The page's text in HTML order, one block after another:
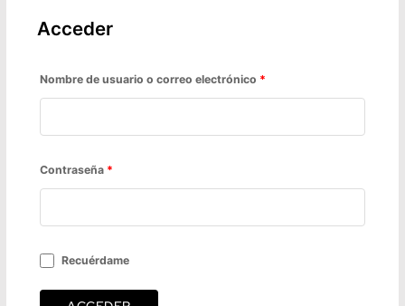
Acceder
Nombre de usuario o correo electrónico *
Contraseña *
Recuérdame